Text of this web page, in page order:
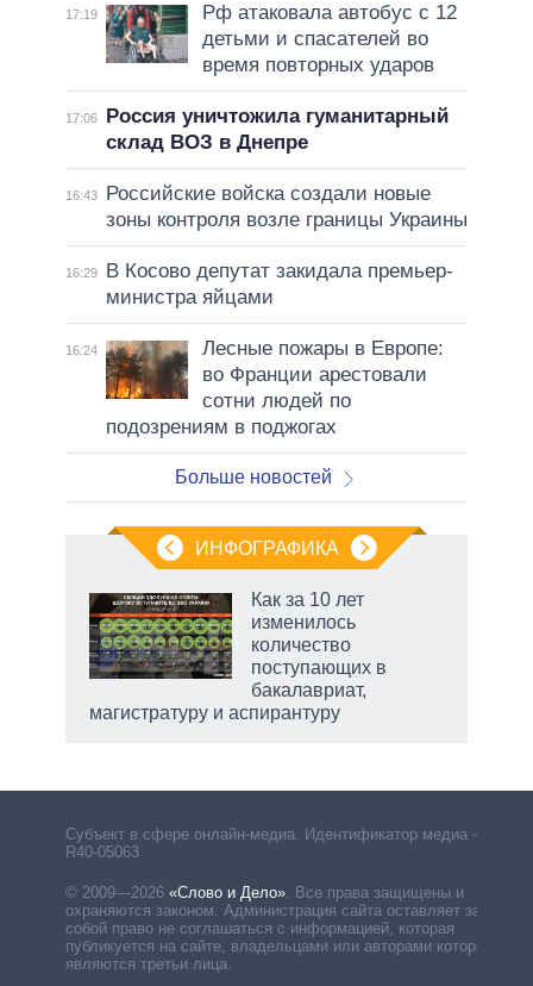
17:19
Рф атаковала автобус с 12
детьми и спасателей во
время повторных ударов
17:06
Россия уничтожила гуманитарный
склад ВОЗ в Днепре
16:43
Российские войска создали новые
зоны контроля возле границы Украины
16:29
В Косово депутат закидала премьер-
министра яйцами
16:24
Лесные пожары в Европе:
во Франции арестовали
сотни людей по
подозрениям в поджогах
Больше новостей
ИНФОГРАФИКА
Как за 10 лет
изменилось
количество
поступающих в
бакалавриат,
магистратуру и аспирантуру
Субъект в сфере онлайн-медиа. Идентификатор медиа –
R40-05063
© 2009—2026 «Слово и Дело». Все права защищены и
охраняются законом. Администрация сайта оставляет за
собой право не соглашаться с информацией, которая
публикуется на сайте, владельцами или авторами которой
являются третьи лица.